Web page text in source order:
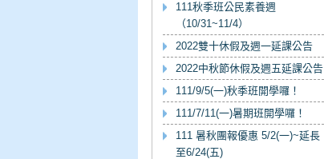
111秋季班公民素養週
（10/31~11/4）
2022雙十休假及週一延課公告
2022中秋節休假及週五延課公告
111/9/5(一)秋季班開學囉！
111/7/11(一)暑期班開學囉！
111 暑秋團報優惠 5/2(一)~延長
至6/24(五)